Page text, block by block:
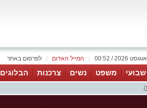
לפרסום באתר המייל האדום
שבועי משפט נשים צרכנות הבלוגים